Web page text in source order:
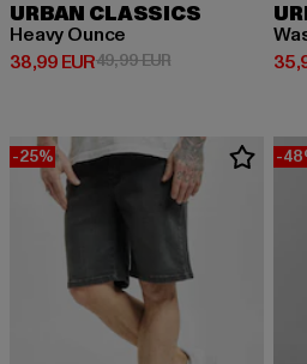
URBAN CLASSICS
Heavy Ounce
38,99 EUR
Derzeitiger Preis: 38,99 EUR
49,99 EURAktionspreis:
-25% -